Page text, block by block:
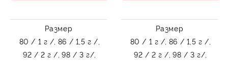
Размер
80 / 1 г /, 86 / 1,5 г /,
92 / 2 г /, 98 / 3 г/,
Размер
80 / 1 г /, 86 / 1,5 г /,
92 / 2 г /, 98 / 3 г/,